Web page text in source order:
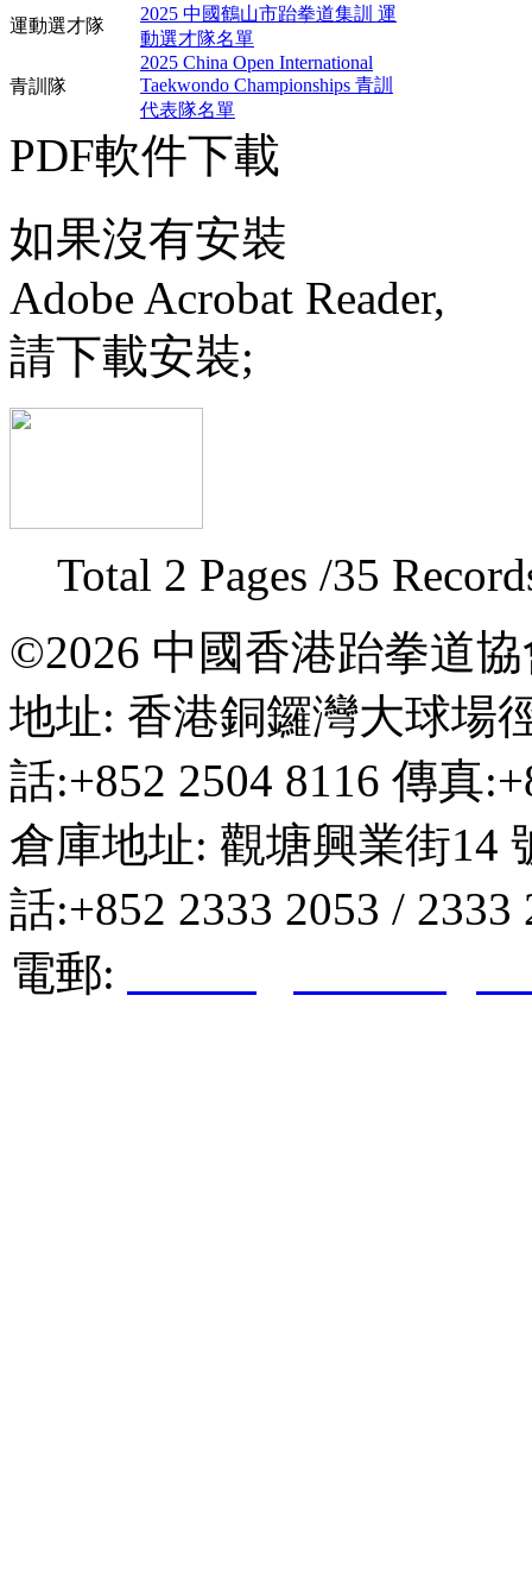
運動選才隊
2025 中國鶴山市跆拳道集訓 運
動選才隊名單
青訓隊
2025 China Open International
Taekwondo Championships 青訓
代表隊名單
PDF軟件下載
如果沒有安裝
Adobe Acrobat Reader,
請下載安裝;
Total 2 Pages /35
©2026 中國香港跆拳道
地址: 香港銅鑼灣大球場
話:+852 2504 8116 傳真
倉庫地址: 觀塘興業街14
話:+852 2333 2053 /
電郵: